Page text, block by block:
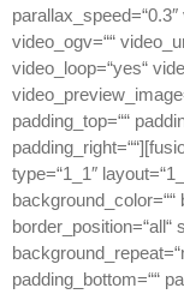
video_ogv=““
video_loop=“yes“
padding_top=““
type=“1_1″
background_color=““
border_position=“all“
padding_bottom=““